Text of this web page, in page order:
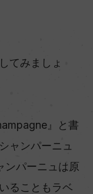
てみましょ
』と書
ャンパーニュ
ンパーニュは原
ることもラベ